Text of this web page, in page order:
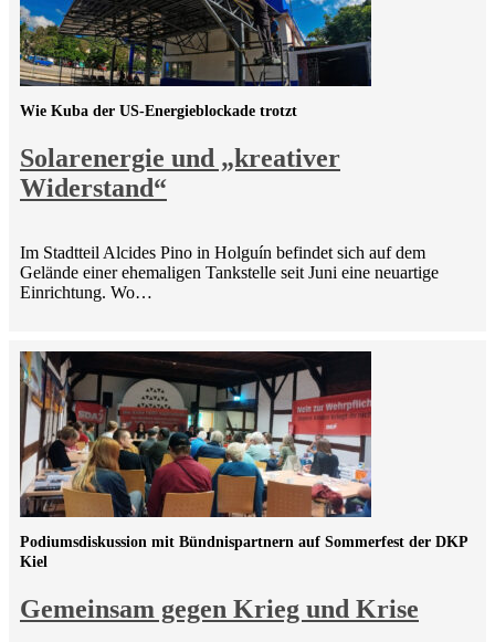
Solarenergie und „kreativer
Widerstand“
Wie Kuba der US-Energieblockade trotzt
Im Stadtteil Alcides Pino in Holguín befindet sich auf dem
Gelände einer ehemaligen Tankstelle seit Juni eine neuartige
Einrichtung. Wo…
Gemeinsam gegen Krieg und Krise
Podiumsdiskussion mit Bündnispartnern auf Sommerfest der DKP
Kiel